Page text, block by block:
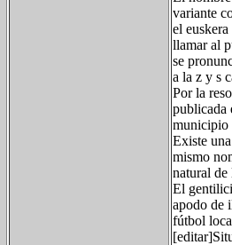
variante
el
llamar al
se
a la z y s
Por la
publicada
municipio
Existe
mismo
natural
El
apodo de
fútbol